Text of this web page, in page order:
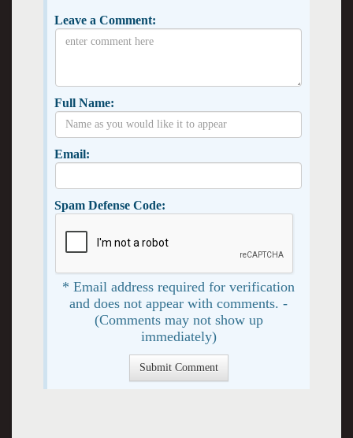
Leave a Comment:
Full Name:
Email:
Spam Defense Code:
* Email address required for verification
and does not appear with comments. -
(Comments may not show up
immediately)